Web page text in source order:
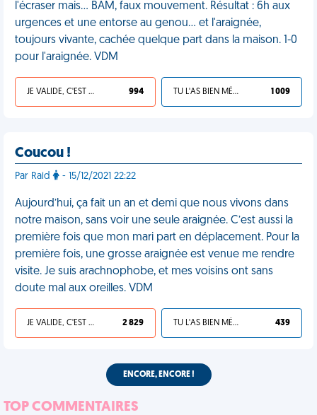
l'écraser mais… BAM, faux mouvement. Résultat : 6h aux
urgences et une entorse au genou… et l'araignée,
toujours vivante, cachée quelque part dans la maison. 1-0
pour l'araignée. VDM
JE VALIDE, C'EST UNE VDM 994 TU L'AS BIEN MÉRITÉ 1 009
Coucou !
Par Raid - 15/12/2021 22:22
Aujourd’hui, ça fait un an et demi que nous vivons dans
notre maison, sans voir une seule araignée. C’est aussi la
première fois que mon mari part en déplacement. Pour la
première fois, une grosse araignée est venue me rendre
visite. Je suis arachnophobe, et mes voisins ont sans
doute mal aux oreilles. VDM
JE VALIDE, C'EST UNE VDM 2 829 TU L'AS BIEN MÉRITÉ 439
ENCORE, ENCORE !
TOP COMMENTAIRES